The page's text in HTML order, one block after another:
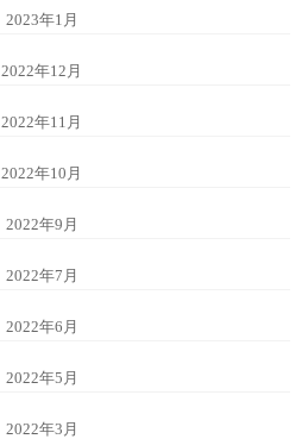
2023年1月
2022年12月
2022年11月
2022年10月
2022年9月
2022年7月
2022年6月
2022年5月
2022年3月